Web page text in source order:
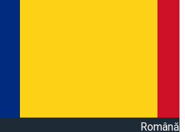
Română